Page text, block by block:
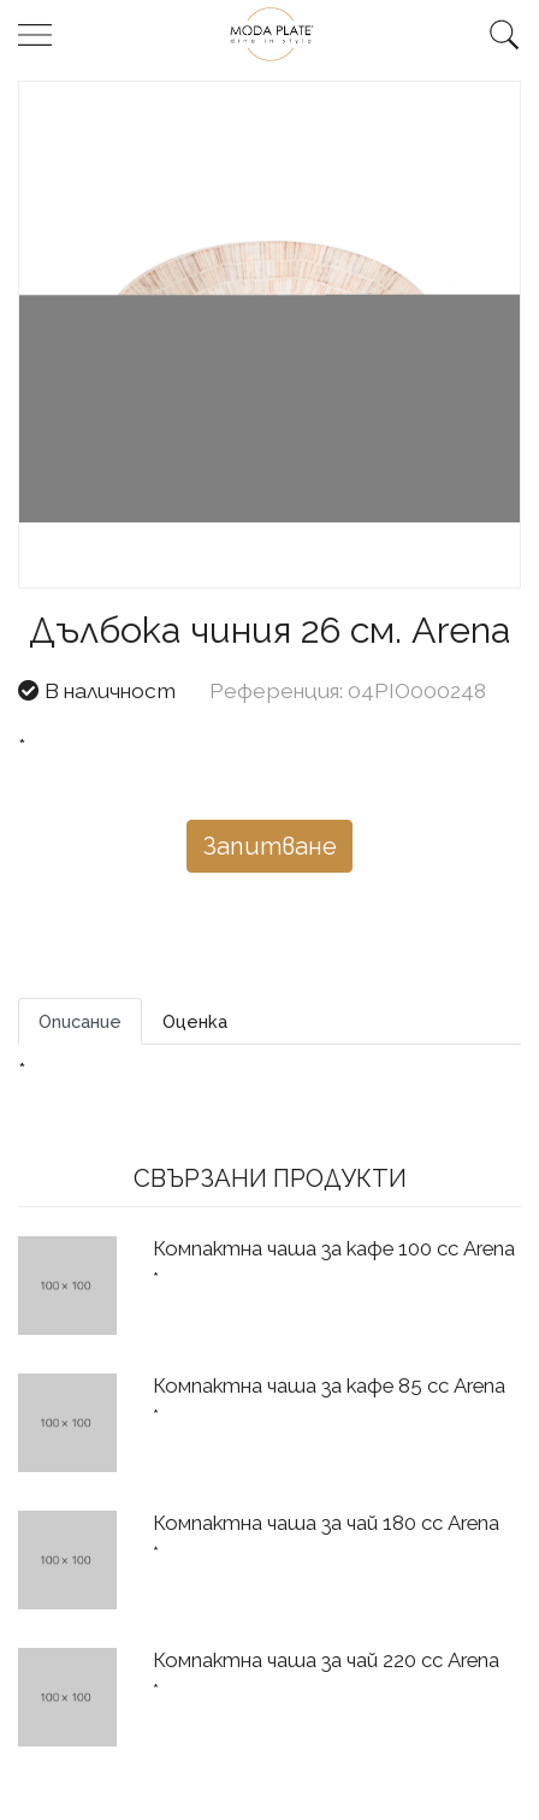
Дълбока чиния 26 см. Arena
В наличност Референция: 04PIO000248
*
Запитване
Описание Оценка
*
СВЪРЗАНИ ПРОДУКТИ
Компактна чаша за кафе 100 сс Arena
*
Компактна чаша за кафе 85 сс Arena
*
Компактна чаша за чай 180 сс Arena
*
Компактна чаша за чай 220 сс Arena
*